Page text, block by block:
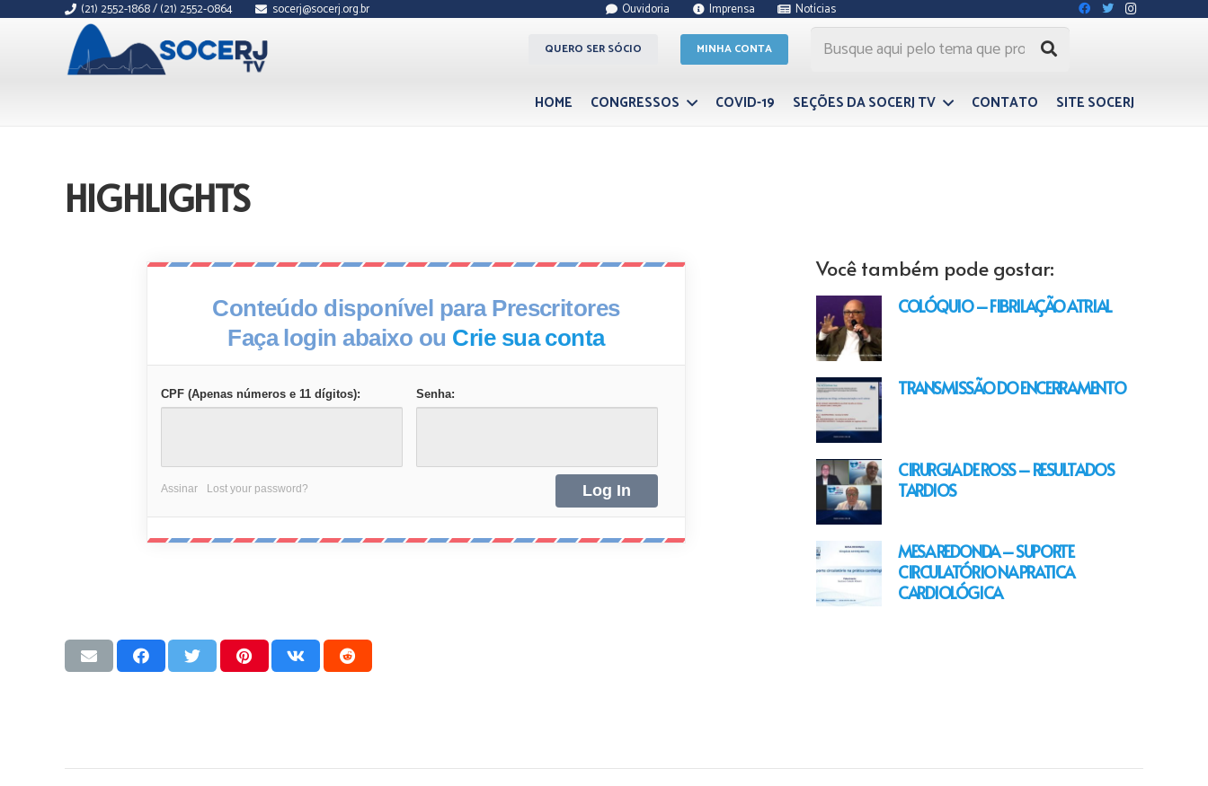
(21) 2552-1868 / (21) 2552-0864 socerj@socerj.org.br Ouvidoria Imprensa Notícias
QUERO SER SÓCIO MINHA CONTA
HOME CONGRESSOS COVID-19 SEÇÕES DA SOCERJ TV CONTATO SITE SOCERJ
HIGHLIGHTS
Conteúdo disponível para Prescritores
Faça login abaixo ou Crie sua conta
CPF (Apenas números e 11 dígitos): Senha:
Assinar Lost your password?
Você também pode gostar:
COLÓQUIO – FIBRILAÇÃO ATRIAL
TRANSMISSÃO DO ENCERRAMENTO
CIRURGIA DE ROSS – RESULTADOS
TARDIOS
MESA REDONDA – SUPORTE
CIRCULATÓRIO NA PRATICA
CARDIOLÓGICA